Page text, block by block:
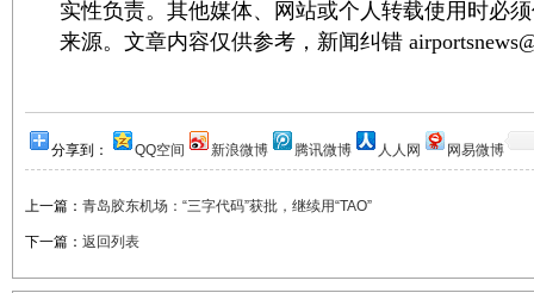
实性负责。其他媒体、网站或个人转载使用时必
来源。文章内容仅供参考，新闻纠错
分享到： QQ空间 新浪微博 腾讯微博 人人网 网易微博
上一篇： 青岛胶东机场：“三字代码”获批，继续用“TAO”
下一篇： 返回列表